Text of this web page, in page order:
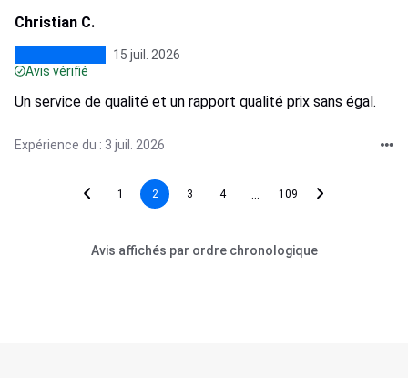
Christian C.
15 juil. 2026
Avis vérifié
Un service de qualité et un rapport qualité prix sans égal.
Expérience du : 3 juil. 2026
1 2 3 4 109
Avis affichés par ordre chronologique